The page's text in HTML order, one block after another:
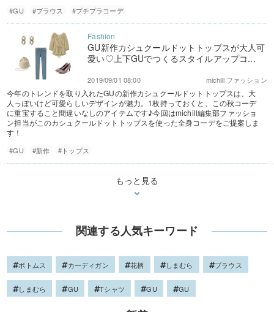
#GU #ブラウス #プチプラコーデ
GU新作カシュクールドットトップスが大人可
愛い♡上下GUでつくるスタイルアップコ...
michill ファッション
2019/09/01 08:00
今年のトレンドを取り入れたGUの新作カシュクールドットトップスは、大
人っぽいけど可愛らしいデザインが魅力。1枚持っておくと、この秋コーデ
に重宝すること間違いなしのアイテムです♪今回はmichill編集部ファッショ
ン担当がこのカシュクールドットトップスを使った全身コーデをご提案しま
す！
#GU #新作 #トップス
もっと見る
関連する人気キーワード
ボトムス カーディガン 花柄 しまむら ブラウス
しまむら GU Tシャツ GU GU